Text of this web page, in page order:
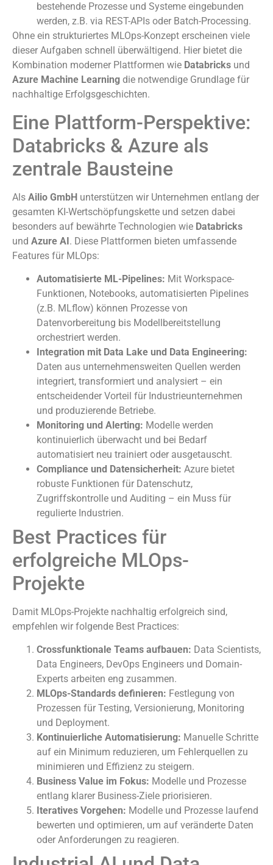
bestehende Prozesse und Systeme eingebunden
werden, z.B. via REST-APIs oder Batch-Processing.
Ohne ein strukturiertes MLOps-Konzept erscheinen viele
dieser Aufgaben schnell überwältigend. Hier bietet die
Kombination moderner Plattformen wie Databricks und
Azure Machine Learning die notwendige Grundlage für
nachhaltige Erfolgsgeschichten.
Eine Plattform-Perspektive:
Databricks & Azure als
zentrale Bausteine
Als Ailio GmbH unterstützen wir Unternehmen entlang der
gesamten KI-Wertschöpfungskette und setzen dabei
besonders auf bewährte Technologien wie Databricks
und Azure AI. Diese Plattformen bieten umfassende
Features für MLOps:
Automatisierte ML-Pipelines: Mit Workspace-
Funktionen, Notebooks, automatisierten Pipelines
(z.B. MLflow) können Prozesse von
Datenvorbereitung bis Modellbereitstellung
orchestriert werden.
Integration mit Data Lake und Data Engineering:
Daten aus unternehmensweiten Quellen werden
integriert, transformiert und analysiert – ein
entscheidender Vorteil für Industrieunternehmen
und produzierende Betriebe.
Monitoring und Alerting: Modelle werden
kontinuierlich überwacht und bei Bedarf
automatisiert neu trainiert oder ausgetauscht.
Compliance und Datensicherheit: Azure bietet
robuste Funktionen für Datenschutz,
Zugriffskontrolle und Auditing – ein Muss für
regulierte Industrien.
Best Practices für
erfolgreiche MLOps-
Projekte
Damit MLOps-Projekte nachhaltig erfolgreich sind,
empfehlen wir folgende Best Practices:
Crossfunktionale Teams aufbauen: Data Scientists,
Data Engineers, DevOps Engineers und Domain-
Experts arbeiten eng zusammen.
MLOps-Standards definieren: Festlegung von
Prozessen für Testing, Versionierung, Monitoring
und Deployment.
Kontinuierliche Automatisierung: Manuelle Schritte
auf ein Minimum reduzieren, um Fehlerquellen zu
minimieren und Effizienz zu steigern.
Business Value im Fokus: Modelle und Prozesse
entlang klarer Business-Ziele priorisieren.
Iteratives Vorgehen: Modelle und Prozesse laufend
bewerten und optimieren, um auf veränderte Daten
oder Anforderungen zu reagieren.